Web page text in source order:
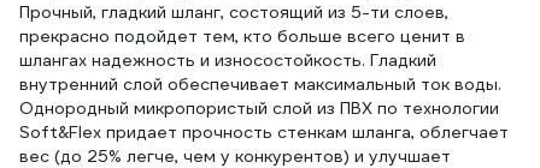
Прочный, гладкий шланг, состоящий из 5-ти слоев,
прекрасно подойдет тем, кто больше всего ценит в
шлангах надежность и износостойкость. Гладкий
внутренний слой обеспечивает максимальный ток воды.
Однородный микропористый слой из ПВХ по технологии
Soft&Flex придает прочность стенкам шланга, облегчает
вес (до 25% легче, чем у конкурентов) и улучшает